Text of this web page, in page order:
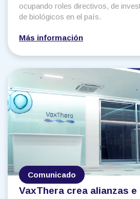
ocupando roles directivos, de
de biológicos en el país.
Más información
Comunicado
VaxThera crea alianzas e